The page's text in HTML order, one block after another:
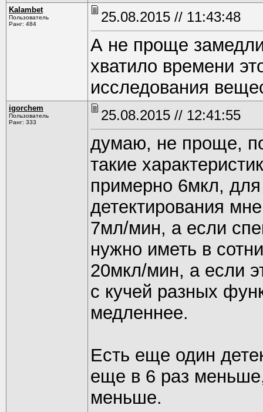
Kalambet
Пользователь
Ранг: 484
25.08.2015 // 11:43:48
А не проще
хватило времени
исследования
igorchem
Пользователь
Ранг: 333
25.08.2015 // 12:41:55
думаю, не проще,
такие
примерно 6мкл,
детектирования
7мл/мин, а если
нужно иметь в
20мкл/мин, а если
с кучей разных
медленнее.
Есть еще один
еще в 6 раз меньше,
меньше.